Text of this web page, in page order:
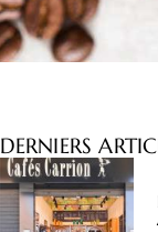
DERNIERS